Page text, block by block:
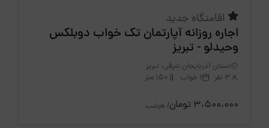
اقامتگاه جدید
اجاره روزانه آپارتمان تک خواب دوبلکس
وحیدلو - تبریز
استان آذربایجان شرقی، تبریز
3 نفر
1 خواب 150 متر
3،500،000 تومان / هرشب